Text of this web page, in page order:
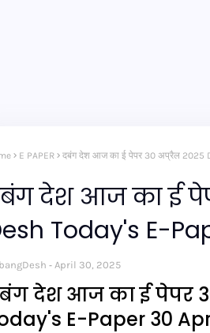
E PAPER दबंग देश आज का ई पेपर 30 अप्रैल 2025
देश आज का ई
Today's E-
April 30, 2025
देश आज का ई पेपर
E-Paper 30